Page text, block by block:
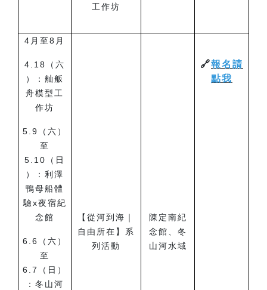
工作坊
4 月至8月
4.18
（六
）：舢舨
舟模型工
作坊
5.9
（六）
至
5.10（日
）：利澤
鴨母船體
驗x夜宿紀
念館
6.6
（六）
至
6.7（日）
：冬山河
【從河到海｜
自由所在】系
列活動
陳定南紀
念館、冬
山河水域
🔗報名請
點我